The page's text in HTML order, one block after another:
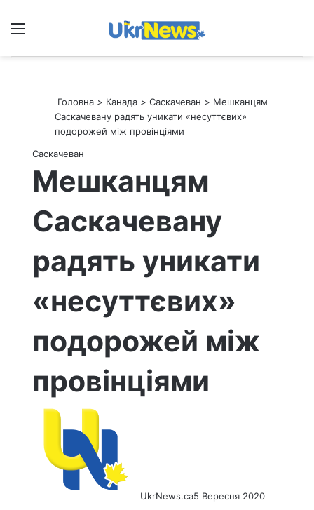
Меню
Головна > Канада > Саскачеван > Мешканцям
Саскачевану радять уникати «несуттєвих»
подорожей між провінціями
Саскачеван
Мешканцям
Саскачевану
радять уникати
«несуттєвих»
подорожей між
провінціями
UkrNews.ca5 Вересня 2020